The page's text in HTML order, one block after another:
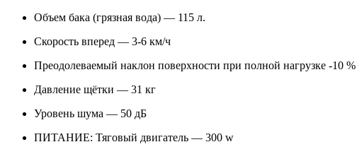
Объем бака (грязная вода) — 115 л.
Скорость вперед — 3-6 км/ч
Преодолеваемый наклон поверхности при полной нагрузке -10 %
Давление щётки — 31 кг
Уровень шума — 50 дБ
ПИТАНИЕ: Тяговый двигатель — 300 w